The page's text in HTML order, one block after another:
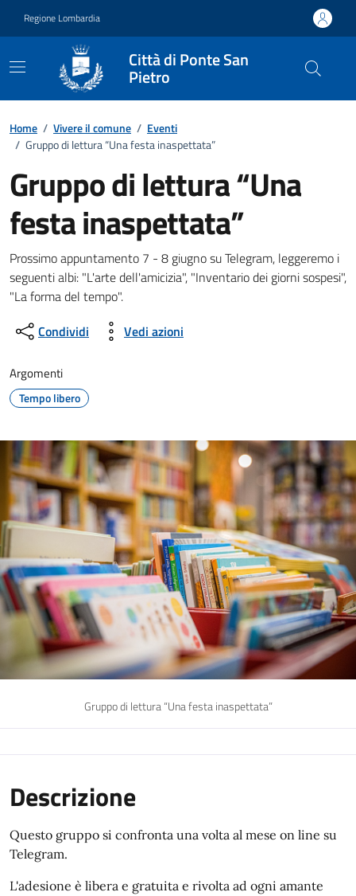
Regione Lombardia
Città di Ponte San
Pietro
Home / Vivere il comune / Eventi
/ Gruppo di lettura “Una festa inaspettata”
Gruppo di lettura “Una
festa inaspettata”
Dettagli della notizia
Prossimo appuntamento 7 - 8 giugno su Telegram, leggeremo i
seguenti albi: "L'arte dell'amicizia", "Inventario dei giorni sospesi",
"La forma del tempo".
Condividi
Vedi azioni
Argomenti
Tempo libero
Gruppo di lettura “Una festa inaspettata”
Descrizione
Questo gruppo si confronta una volta al mese on line su
Telegram.
L'adesione è libera e gratuita e rivolta ad ogni amante